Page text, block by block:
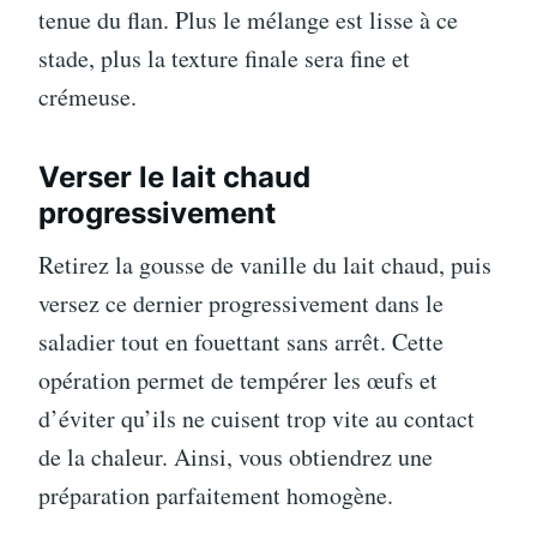
tenue du flan. Plus le mélange est lisse à ce
stade, plus la texture finale sera fine et
crémeuse.
Verser le lait chaud
progressivement
Retirez la gousse de vanille du lait chaud, puis
versez ce dernier progressivement dans le
saladier tout en fouettant sans arrêt. Cette
opération permet de tempérer les œufs et
d’éviter qu’ils ne cuisent trop vite au contact
de la chaleur. Ainsi, vous obtiendrez une
préparation parfaitement homogène.